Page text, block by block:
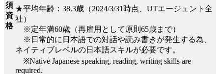
須
資
格
★平均年齢：38.3歳（2024/3/31時点、UTエージェント全
社）
※定年満60歳（再雇用として原則65歳まで）
※日常的に日本語での対話や読み書きが発生する為、
ネイティブレベルの日本語スキルが必要です。
※Native Japanese speaking, reading, writing skills are
required.